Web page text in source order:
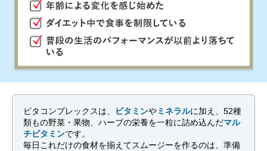
ビタコンプレックスは、 ビタミンやミネラルに加え、52種
類もの野菜・果物、ハーブの栄養を一粒に詰め込んだマル
チビタミンです。
毎日これだけの食材を揃えてスムージーを作るのは、準備